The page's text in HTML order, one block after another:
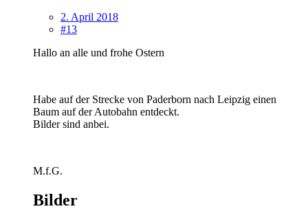
2. April 2018
#13
Hallo an alle und frohe Ostern
Habe auf der Strecke von Paderborn nach Leipzig einen
Baum auf der Autobahn entdeckt.
Bilder sind anbei.
M.f.G.
Bilder